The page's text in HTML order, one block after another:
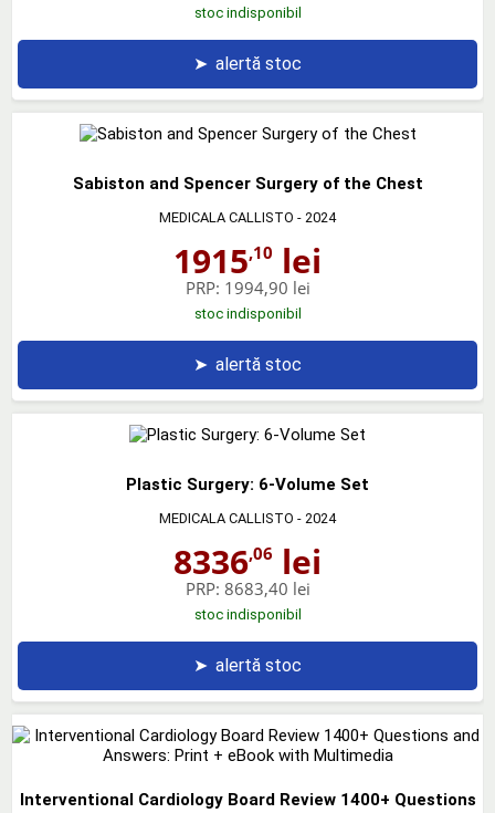
stoc indisponibil
➤ alertă stoc
Sabiston and Spencer Surgery of the Chest
MEDICALA CALLISTO - 2024
1915,10 lei
PRP: 1994,90 lei
stoc indisponibil
➤ alertă stoc
Plastic Surgery: 6-Volume Set
MEDICALA CALLISTO - 2024
8336,06 lei
PRP: 8683,40 lei
stoc indisponibil
➤ alertă stoc
Interventional Cardiology Board Review 1400+ Questions